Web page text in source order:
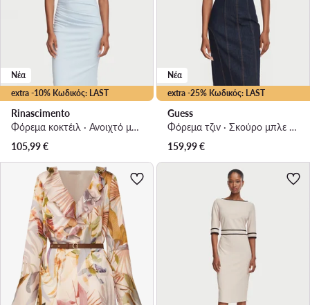
extra -10% Κωδικός: LAST
Νέα
Rinascimento
Φόρεμα κοκτέιλ · Ανοιχτό μπλε · Midi
105,99€
extra -25% Κωδικός: LAST
Νέα
Guess
Φόρεμα τζιν · Σκούρο μπλε · Mini
159,99€